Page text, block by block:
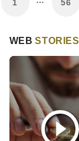
1 56
WEBSTORIES